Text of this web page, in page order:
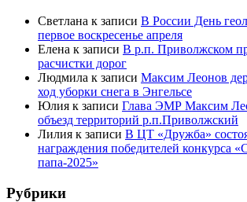
Светлана к записи В России День
первое воскресенье апреля
Елена к записи В р.п. Приволжском
расчистки дорог
Людмила к записи Максим Леонов
ход уборки снега в Энгельсе
Юлия к записи Глава ЭМР Максим
объезд территорий р.п.Приволжский
Лилия к записи В ЦТ «Дружба»
награждения победителей конкурса
папа-2025»
Рубрики